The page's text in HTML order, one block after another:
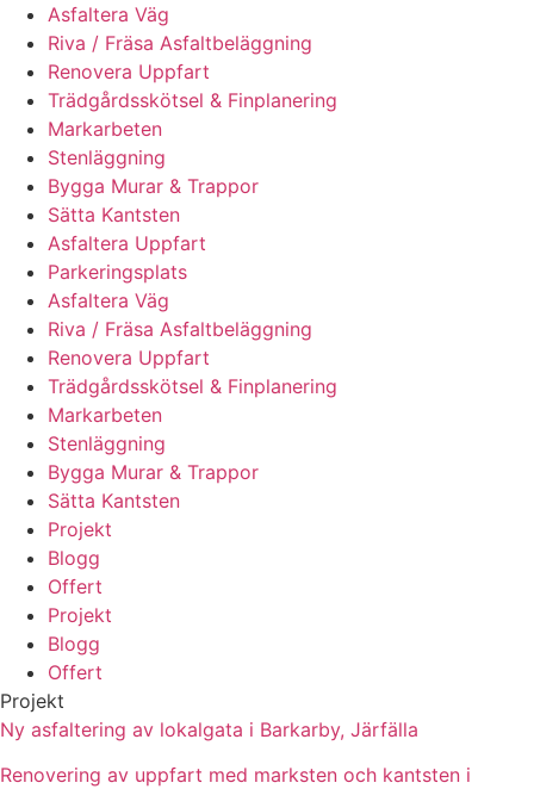
Asfaltera Väg
Riva / Fräsa Asfaltbeläggning
Renovera Uppfart
Trädgårdsskötsel & Finplanering
Markarbeten
Stenläggning
Bygga Murar & Trappor
Sätta Kantsten
Asfaltera Uppfart
Parkeringsplats
Asfaltera Väg
Riva / Fräsa Asfaltbeläggning
Renovera Uppfart
Trädgårdsskötsel & Finplanering
Markarbeten
Stenläggning
Bygga Murar & Trappor
Sätta Kantsten
Projekt
Blogg
Offert
Projekt
Blogg
Offert
Projekt
Ny asfaltering av lokalgata i Barkarby, Järfälla
Renovering av uppfart med marksten och kantsten i